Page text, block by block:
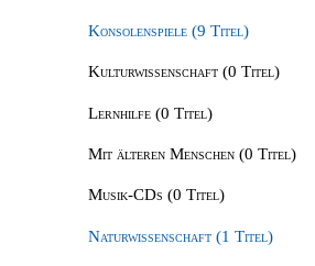
Konsolenspiele (9 Titel)
Kulturwissenschaft (0 Titel)
Lernhilfe (0 Titel)
Mit älteren Menschen (0 Titel)
Musik-CDs (0 Titel)
Naturwissenschaft (1 Titel)